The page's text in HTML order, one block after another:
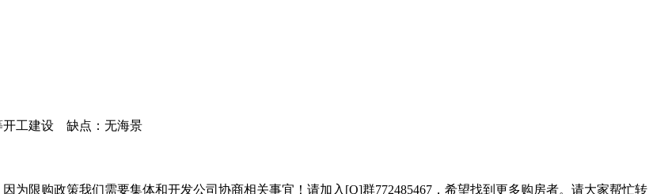
开工建设 缺点：无海景
为限购政策我们需要集体和开发公司协商相关事宜！请加入[Q]群772485467，希望找到更多购房者。请大家帮忙转